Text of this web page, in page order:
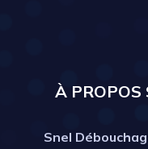
À PROPOS
Snel